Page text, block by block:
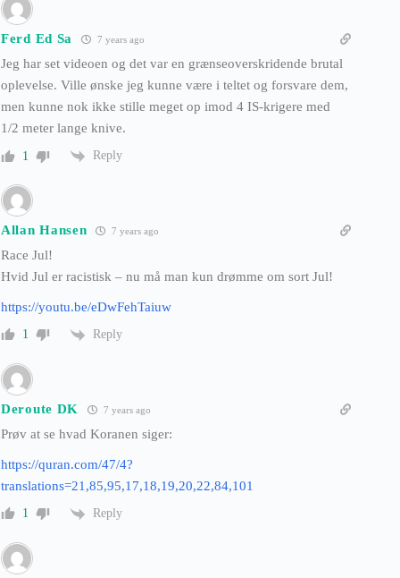
Ferd Ed Sa 7 years ago
Jeg har set videoen og det var en grænseoverskridende brutal
oplevelse. Ville ønske jeg kunne være i teltet og forsvare dem,
men kunne nok ikke stille meget op imod 4 IS-krigere med
1/2 meter lange knive.
1 Reply
Allan Hansen 7 years ago
Race Jul!
Hvid Jul er racistisk – nu må man kun drømme om sort Jul!
https://youtu.be/eDwFehTaiuw
1 Reply
Deroute DK 7 years ago
Prøv at se hvad Koranen siger:
https://quran.com/47/4?
translations=21,85,95,17,18,19,20,22,84,101
1 Reply